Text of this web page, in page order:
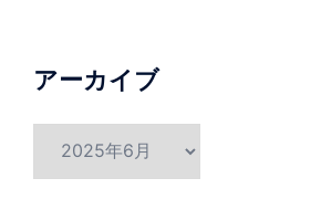
アーカイブ